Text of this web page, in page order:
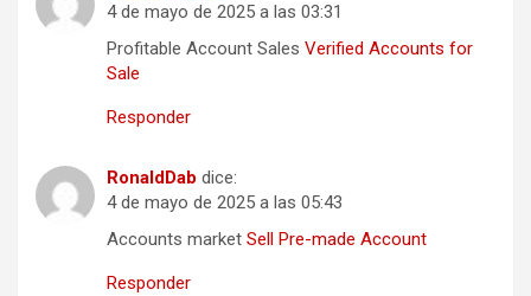
4 de mayo de 2025 a las 03:31
Profitable Account Sales Verified Accounts for
Sale
Responder
RonaldDab dice:
4 de mayo de 2025 a las 05:43
Accounts market Sell Pre-made Account
Responder